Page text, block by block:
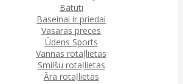
Batuti
Baseinai ir priedai
Vasaras preces
Ūdens Sports
Vannas rotaļlietas
Smilšu rotaļlietas
Āra rotaļlietas